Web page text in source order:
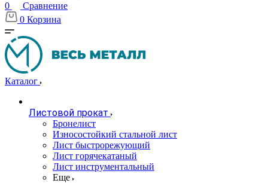
0
Сравнение
0 Корзина
Каталог
Листовой прокат
Бронелист
Износостойкий стальной лист
Лист быстрорежующий
Лист горячекатаный
Лист инструментальный
Еще